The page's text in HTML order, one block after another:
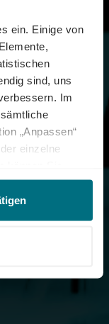
ein. Einige von
sind, uns
Im
„Anpassen“
einzelne
aufrufen
Weitere